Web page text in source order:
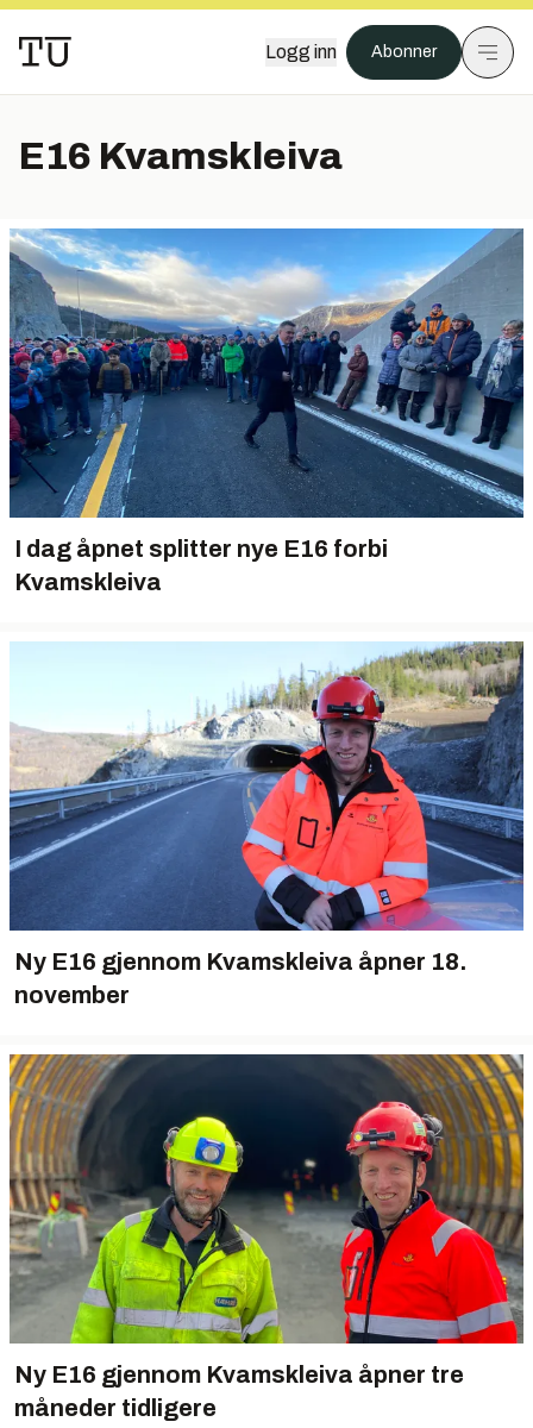
Logg inn Abonner
E16 Kvamskleiva
I dag åpnet splitter nye E16 forbi
Kvamskleiva
Ny E16 gjennom Kvamskleiva åpner 18.
november
Ny E16 gjennom Kvamskleiva åpner tre
måneder tidligere